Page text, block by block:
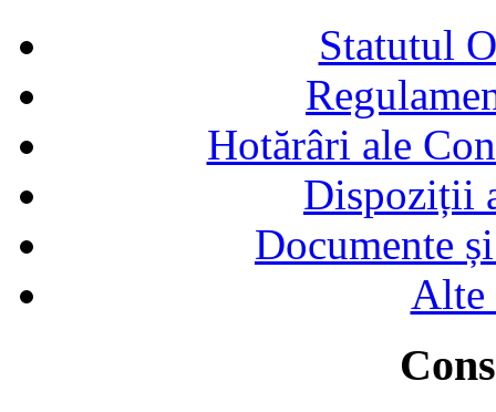
Statutul
Hotărâri ale
Dispoziții
Documente
Alte